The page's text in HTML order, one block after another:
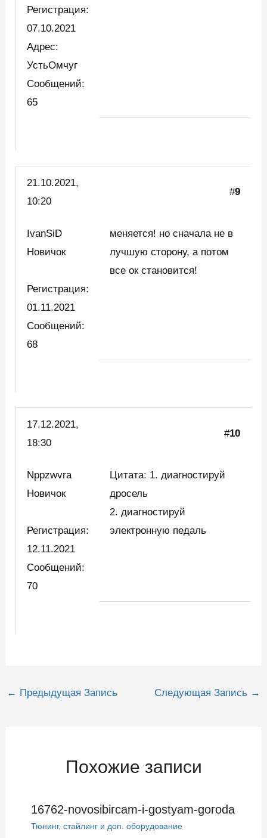
Регистрация:
07.10.2021
Адрес:
УстьОмчуг
Сообщений:
65
21.10.2021,
10:20
#9
IvanSiD
Новичок
Регистрация:
01.11.2021
Сообщений:
68
меняется! но сначала не в
лучшую сторону, а потом
все ок становится!
17.12.2021,
18:30
#10
Nppzwvra
Новичок
Регистрация:
12.11.2021
Сообщений:
70
Цитата: 1. диагностируй
дросель
2. диагностируй
электронную педаль
Навигация
← Предыдущая Запись Следующая Запись →
Похожие записи
16762-novosibircam-i-gostyam-goroda
Тюнинг, стайлинг и доп. оборудование